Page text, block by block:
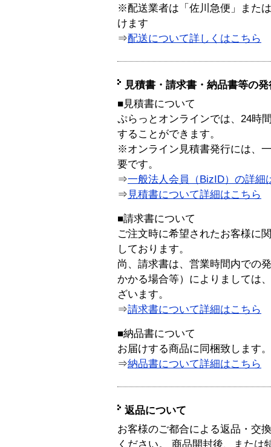
※配送業者は「佐川急便」また
けます
⇒配送について詳しくはこちら
見積書・請求書・納品書等の
■見積書について
ぷらっとオンラインでは、24時
することができます。
※オンライン見積書発行には、
要です。
⇒一般法人会員（BizID）の詳細
⇒ 見積書について詳細はこちら
■請求書について
ご注文時に希望されたお客様に
しております。
尚、請求書は、営業時間内での
かかる場合等）によりましては
ざいます。
⇒請求書について詳細はこちら
■納品書について
お届けする商品に同梱致します。
⇒納品書について詳細はこちら
返品について
お客様のご都合による返品・交
ください。 商品開封後、または